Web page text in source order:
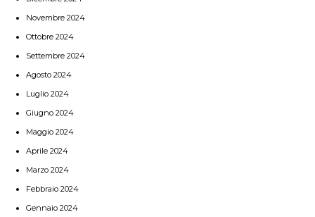
Novembre 2024
Ottobre 2024
Settembre 2024
Agosto 2024
Luglio 2024
Giugno 2024
Maggio 2024
Aprile 2024
Marzo 2024
Febbraio 2024
Gennaio 2024